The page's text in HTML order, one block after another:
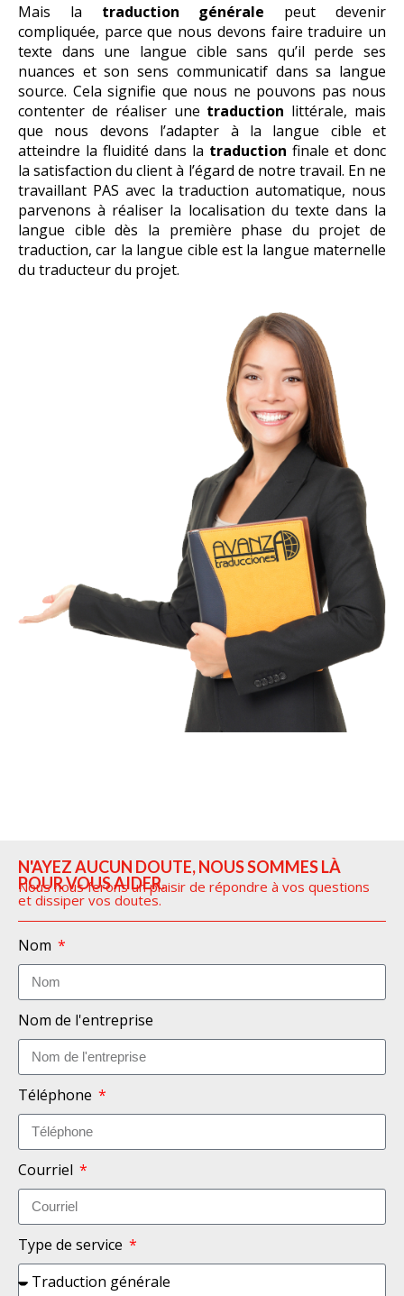
Mais la traduction générale peut devenir
compliquée, parce que nous devons faire traduire un
texte dans une langue cible sans qu’il perde ses
nuances et son sens communicatif dans sa langue
source. Cela signifie que nous ne pouvons pas nous
contenter de réaliser une traduction littérale, mais
que nous devons l’adapter à la langue cible et
atteindre la fluidité dans la traduction finale et donc
la satisfaction du client à l’égard de notre travail. En ne
travaillant PAS avec la traduction automatique, nous
parvenons à réaliser la localisation du texte dans la
langue cible dès la première phase du projet de
traduction, car la langue cible est la langue maternelle
du traducteur du projet.
N'AYEZ AUCUN DOUTE, NOUS SOMMES LÀ
POUR VOUS AIDER.
Nous nous ferons un plaisir de répondre à vos questions
et dissiper vos doutes.
Nom
Nom de l'entreprise
Téléphone
Courriel
Type de service